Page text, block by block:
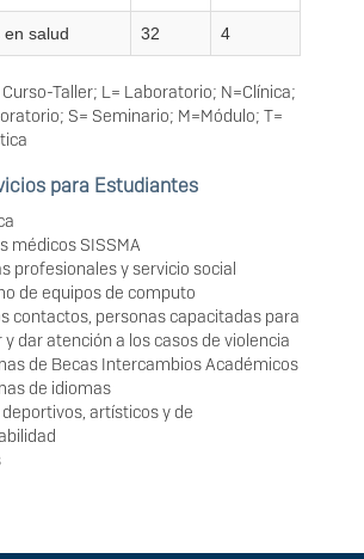
en salud 32 4
Curso-Taller; L= Laboratorio; N=Clínica;
S= Seminario; M=Módulo; T=
para Estudiantes
médicos SISSMA
profesionales y servicio social
de equipos de computo
contactos, personas capacitadas para
y dar atención a los casos de violencia
de Becas Intercambios Académicos
de idiomas
artísticos y de